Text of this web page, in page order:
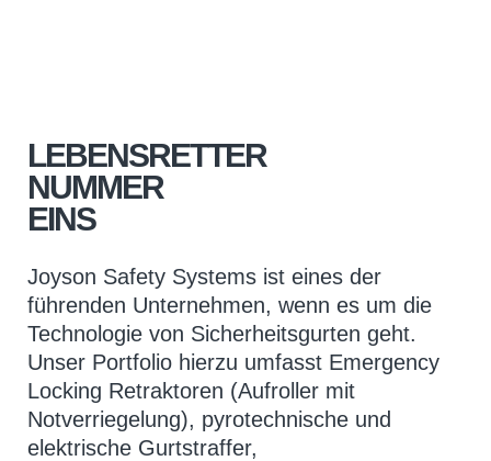
LEBENSRETTER
NUMMER
EINS
Joyson Safety Systems ist eines der
führenden Unternehmen, wenn es um die
Technologie von Sicherheitsgurten geht.
Unser Portfolio hierzu umfasst Emergency
Locking Retraktoren (Aufroller mit
Notverriegelung), pyrotechnische und
elektrische Gurtstraffer,